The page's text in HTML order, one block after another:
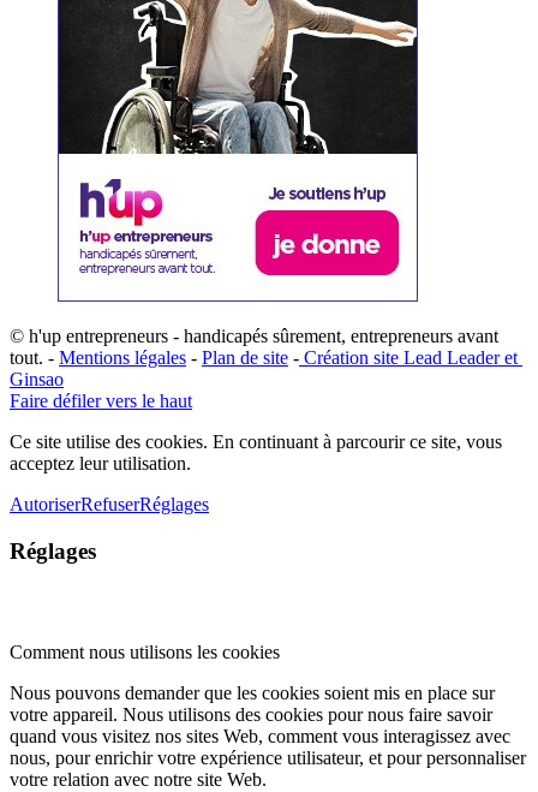
© h'up entrepreneurs - handicapés sûrement, entrepreneurs avant
tout. - Mentions légales - Plan de site - ​Création site ​​Lead Leader​ et ​
G​insao
Faire défiler vers le haut
Ce site utilise des cookies. En continuant à parcourir ce site, vous
acceptez leur utilisation.
AutoriserRefuserRéglages
Réglages
Comment nous utilisons les cookies
Nous pouvons demander que les cookies soient mis en place sur
votre appareil. Nous utilisons des cookies pour nous faire savoir
quand vous visitez nos sites Web, comment vous interagissez avec
nous, pour enrichir votre expérience utilisateur, et pour personnaliser
votre relation avec notre site Web.